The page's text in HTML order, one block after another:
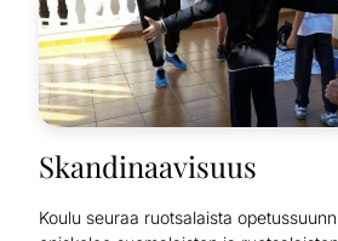
Skandinaavisuus
Koulu seuraa ruotsalaista